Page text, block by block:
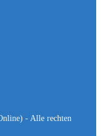
- Alle rechten